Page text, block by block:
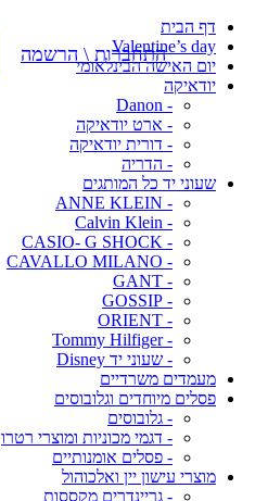
דף הבית
Valentine’s day
יום האישה הבינלאומי
יודאיקה
- Danon
- ארט יודאיקה
- דורית יודאיקה
- הדריה
שעוני יד כל המותגים
- ANNE KLEIN
- Calvin Klein
- CASIO- G SHOCK
- CAVALLO MILANO
- GANT
- GOSSIP
- ORIENT
- Tommy Hilfiger
- שעוני יד Disney
מעמדים משרדיים
פסלים מיוחדים וגלובוסים
- גלובוסים
- דגמי מכוניות ומוצרי רטרו
- פסלים אומנותיים
מוצרי עישון יין ואלכוהול
- גריינדרים מקססות
התחברות \ הרשמה